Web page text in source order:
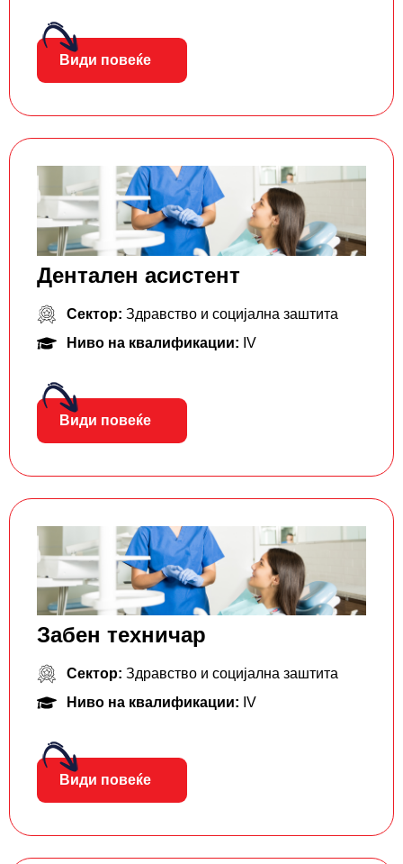
Види повеќе
Дентален асистент
Сектор: Здравство и социјална заштита
Ниво на квалификации: IV
Види повеќе
Забен техничар
Сектор: Здравство и социјална заштита
Ниво на квалификации: IV
Види повеќе